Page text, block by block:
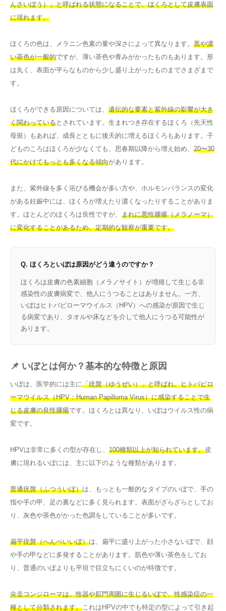
んさいぼう）」と呼ばれる状態になることで、ほくろとして皮膚表面
に現れます。
ほくろの色は、メラニン色素の量や深さによって異なります。 黒や濃
い茶色が一般的ですが、薄い茶色や青みがかったものもあります。形
は丸く、表面が平らなものから少し盛り上がったものまでさまざまで
す。
ほくろができる原因については、 遺伝的な要素と紫外線の影響が大き
く関わっているとされています。生まれつき存在するほくろ（先天性
母斑）もあれば、成長とともに後天的に増えるほくろもあります。子
どものころはほくろが少なくても、思春期以降から増え始め、 20〜30
代にかけてもっとも多くなる傾向があります。
また、紫外線を多く浴びる機会が多い方や、ホルモンバランスの変化
がある妊娠中には、ほくろが増えたり濃くなったりすることがありま
す。ほとんどのほくろは良性ですが、 まれに悪性腫瘍（メラノーマ）
に変化することがあるため、定期的な観察が重要です。
Q. ほくろといぼは原因がどう違うのですか？
ほくろは皮膚の色素細胞（メラノサイト）が増殖して生じる非
感染性の皮膚病変で、他人にうつることはありません。一方、
いぼはヒトパピローマウイルス（HPV）への感染が原因で生じ
る病変であり、タオルや床などを介して他人にうつる可能性が
あります。
📌 いぼとは何か？基本的な特徴と原因
いぼは、医学的には主に「疣贅（ゆうぜい）」と呼ばれ、ヒトパピロ
ーマウイルス（HPV：Human Papilloma Virus）に感染することで生
じる皮膚の良性腫瘍です。ほくろとは異なり、いぼはウイルス性の病
変です。
HPVは非常に多くの型が存在し、 100種類以上が知られています。皮
膚に現れるいぼには、主に以下のような種類があります。
普通疣贅（ふつういぼ）は、もっとも一般的なタイプのいぼで、手の
指や手の甲、足の裏などに多く見られます。表面がざらざらとしてお
り、灰色や茶色がかった色調をしていることが多いです。
扁平疣贅（へんぺいいぼ）は、扁平に盛り上がった小さないぼで、顔
や手の甲などに多発することがあります。肌色や薄い茶色をしてお
り、普通のいぼよりも平坦で目立ちにくいのが特徴です。
尖圭コンジローマは、性器や肛門周囲に生じるいぼで、性感染症の一
種として分類されます。これはHPVの中でも特定の型によって引き起